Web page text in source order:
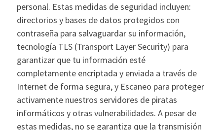
personal. Estas medidas de seguridad incluyen:
directorios y bases de datos protegidos con
contraseña para salvaguardar su información,
tecnología TLS (Transport Layer Security) para
garantizar que tu información esté
completamente encriptada y enviada a través de
Internet de forma segura, y Escaneo para proteger
activamente nuestros servidores de piratas
informáticos y otras vulnerabilidades. A pesar de
estas medidas, no se garantiza que la transmisión